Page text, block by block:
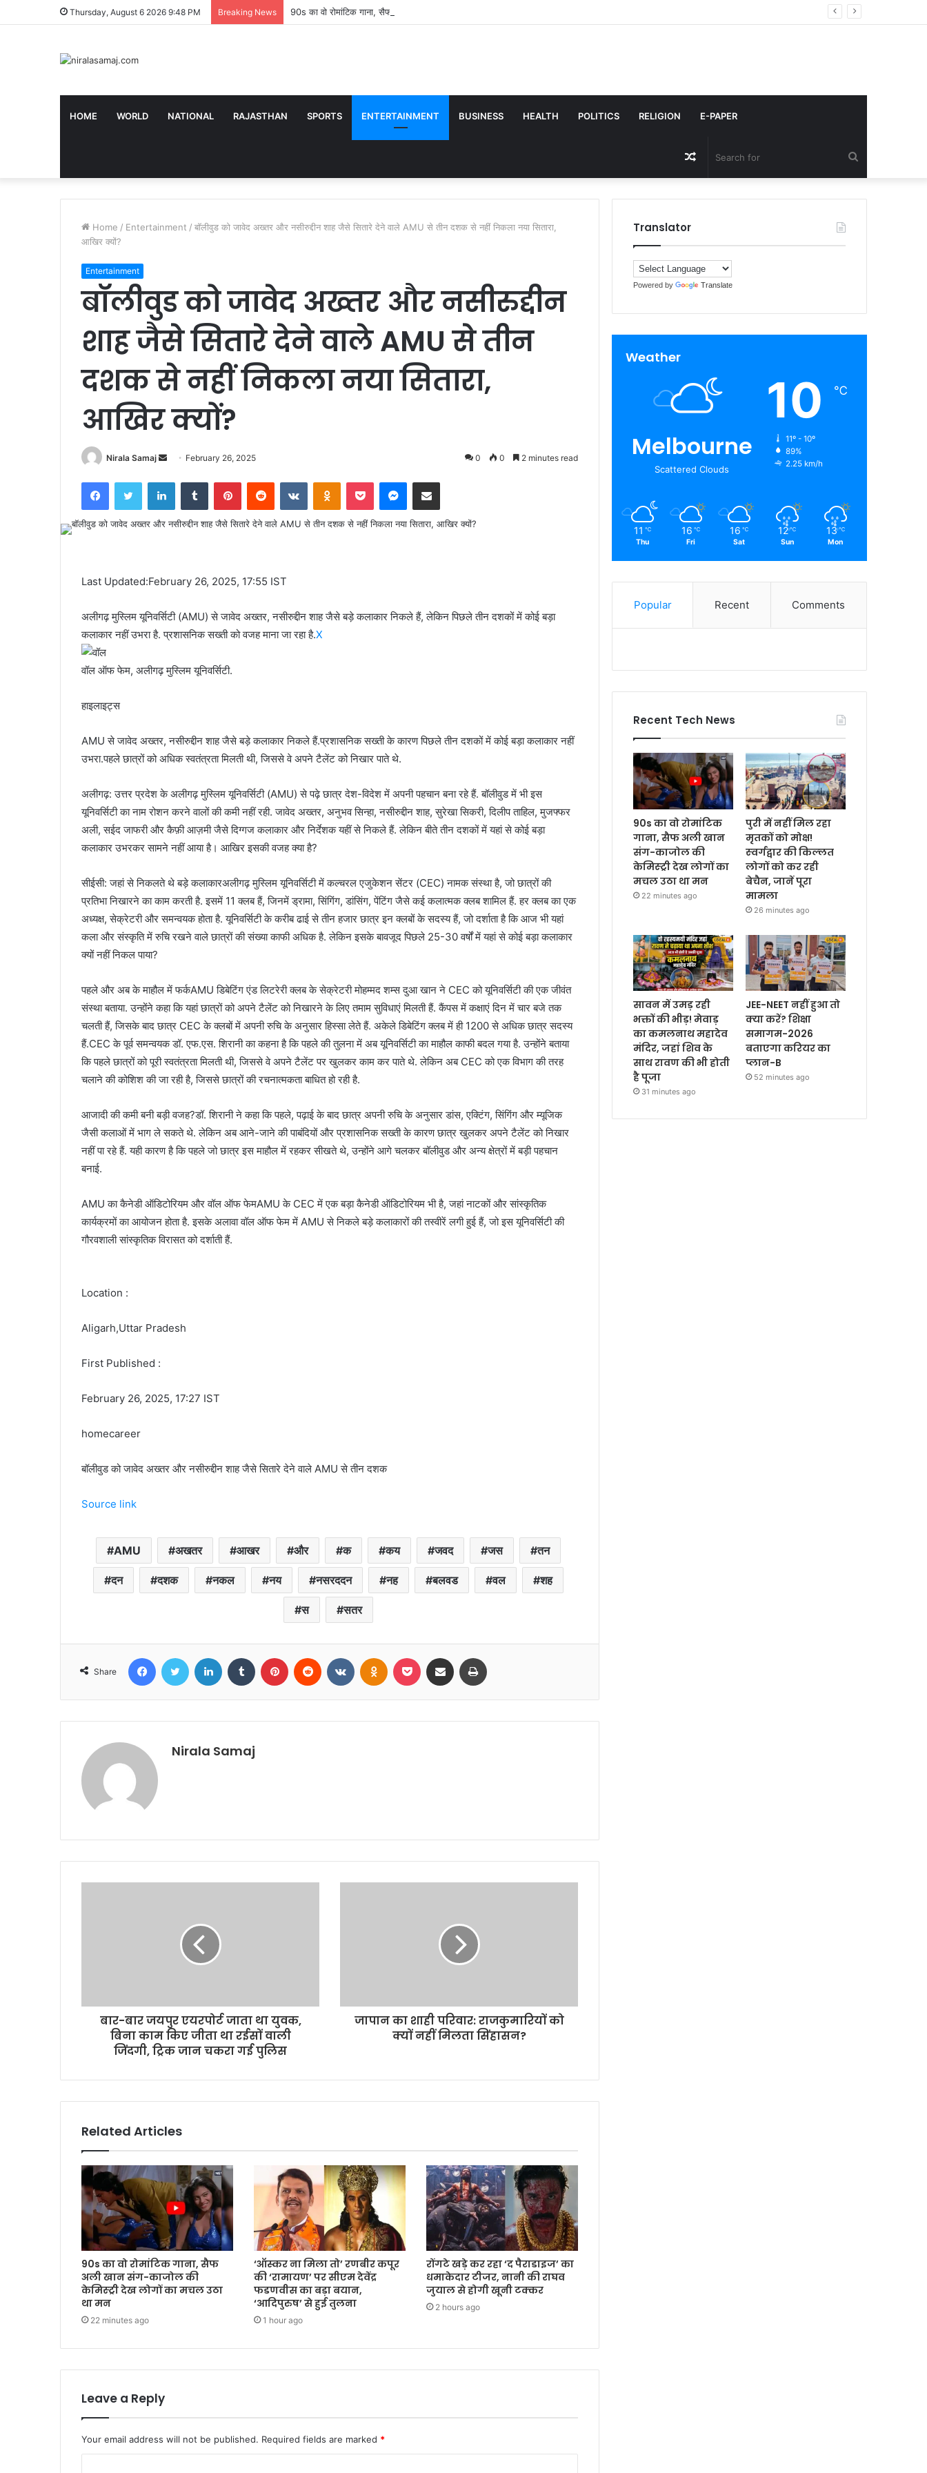
Thursday, August 6 2026 9:48 PM Breaking News 90s का वो रोमांटिक गाना, सैफ अली खान संग-काजोल की केमिस्ट्री देख लोगों का मचल उठा था मन
HOME WORLD NATIONAL RAJASTHAN SPORTS ENTERTAINMENT BUSINESS HEALTH POLITICS RELIGION E-PAPER
for
Random
Article
Home / Entertainment / बॉलीवुड को जावेद अख्तर और नसीरुद्दीन शाह जैसे सितारे देने वाले AMU से तीन दशक से नहीं निकला नया सितारा,
आखिर क्यों?
Entertainment
बॉलीवुड को जावेद अख्तर और नसीरुद्दीन
शाह जैसे सितारे देने वाले AMU से तीन
दशक से नहीं निकला नया सितारा,
आखिर क्यों?
Nirala Samaj
Send February 26, 2025 0 0 2 minutes read
FacebookTwitter LinkedInTumblr PinterestReddit VKontakteOdnoklassniki
Pocket Messenger
Share via Email
Last Updated:February 26, 2025, 17:55 IST
अलीगढ़ मुस्लिम यूनिवर्सिटी (AMU) से जावेद अख्तर, नसीरुद्दीन शाह जैसे बड़े कलाकार निकले हैं, लेकिन पिछले तीन दशकों में कोई बड़ा
कलाकार नहीं उभरा है. प्रशासनिक सख्ती को वजह माना जा रहा है.X
वॉल ऑफ फेम, अलीगढ़ मुस्लिम यूनिवर्सिटी.
हाइलाइट्स
AMU से जावेद अख्तर, नसीरुद्दीन शाह जैसे बड़े कलाकार निकले हैं.प्रशासनिक सख्ती के कारण पिछले तीन दशकों में कोई बड़ा कलाकार नहीं
उभरा.पहले छात्रों को अधिक स्वतंत्रता मिलती थी, जिससे वे अपने टैलेंट को निखार पाते थे.
अलीगढ़: उत्तर प्रदेश के अलीगढ़ मुस्लिम यूनिवर्सिटी (AMU) से पढ़े छात्र देश-विदेश में अपनी पहचान बना रहे हैं. बॉलीवुड में भी इस
यूनिवर्सिटी का नाम रोशन करने वालों की कमी नहीं रही. जावेद अख्तर, अनुभव सिन्हा, नसीरुद्दीन शाह, सुरेखा सिकरी, दिलीप ताहिल, मुजफ्फर
अली, सईद जाफरी और कैफ़ी आज़मी जैसे दिग्गज कलाकार और निर्देशक यहीं से निकले हैं. लेकिन बीते तीन दशकों में यहां से कोई बड़ा
कलाकार उभरकर सामने नहीं आया है। आखिर इसकी वजह क्या है?
सीईसी: जहां से निकलते थे बड़े कलाकारअलीगढ़ मुस्लिम यूनिवर्सिटी में कल्चरल एजुकेशन सेंटर (CEC) नामक संस्था है, जो छात्रों की
प्रतिभा निखारने का काम करती है. इसमें 11 क्लब हैं, जिनमें ड्रामा, सिंगिंग, डांसिंग, पेंटिंग जैसे कई कलात्मक क्लब शामिल हैं. हर क्लब का एक
अध्यक्ष, सेक्रेटरी और समन्वयक होता है. यूनिवर्सिटी के करीब ढाई से तीन हजार छात्र इन क्लबों के सदस्य हैं, जो दर्शाता है कि आज भी यहां
कला और संस्कृति में रुचि रखने वाले छात्रों की संख्या काफी अधिक है. लेकिन इसके बावजूद पिछले 25-30 वर्षों में यहां से कोई बड़ा कलाकार
क्यों नहीं निकल पाया?
पहले और अब के माहौल में फर्कAMU डिबेटिंग एंड लिटरेरी क्लब के सेक्रेटरी मोहम्मद शम्स दुआ खान ने CEC को यूनिवर्सिटी की एक जीवंत
संस्था बताया. उन्होंने कहा कि यहां छात्रों को अपने टैलेंट को निखारने के लिए तमाम सुविधाएं मिलती हैं. कैंपस में कक्षाएं दिन में चार बजे तक
चलती हैं, जिसके बाद छात्र CEC के क्लबों में अपनी रुचि के अनुसार हिस्सा लेते हैं. अकेले डिबेटिंग क्लब में ही 1200 से अधिक छात्र सदस्य
हैं.CEC के पूर्व समन्वयक डॉ. एफ.एस. शिरानी का कहना है कि पहले की तुलना में अब यूनिवर्सिटी का माहौल काफी बदल गया है. उन्होंने बताया
कि पहले छात्रों को पूरी स्वतंत्रता मिलती थी, जिससे वे अपने टैलेंट पर खुलकर काम कर पाते थे. लेकिन अब CEC को एक विभाग की तरह
चलाने की कोशिश की जा रही है, जिससे छात्रों की रचनात्मकता बाधित हो रही है.
आजादी की कमी बनी बड़ी वजह?डॉ. शिरानी ने कहा कि पहले, पढ़ाई के बाद छात्र अपनी रुचि के अनुसार डांस, एक्टिंग, सिंगिंग और म्यूजिक
जैसी कलाओं में भाग ले सकते थे. लेकिन अब आने-जाने की पाबंदियों और प्रशासनिक सख्ती के कारण छात्र खुलकर अपने टैलेंट को निखार
नहीं पा रहे हैं. यही कारण है कि पहले जो छात्र इस माहौल में रहकर सीखते थे, उन्होंने आगे चलकर बॉलीवुड और अन्य क्षेत्रों में बड़ी पहचान
बनाई.
AMU का कैनेडी ऑडिटोरियम और वॉल ऑफ फेमAMU के CEC में एक बड़ा कैनेडी ऑडिटोरियम भी है, जहां नाटकों और सांस्कृतिक
कार्यक्रमों का आयोजन होता है. इसके अलावा वॉल ऑफ फेम में AMU से निकले बड़े कलाकारों की तस्वीरें लगी हुई हैं, जो इस यूनिवर्सिटी की
गौरवशाली सांस्कृतिक विरासत को दर्शाती हैं.
Location :
Aligarh,Uttar Pradesh
First Published :
February 26, 2025, 17:27 IST
homecareer
बॉलीवुड को जावेद अख्तर और नसीरुद्दीन शाह जैसे सितारे देने वाले AMU से तीन दशक
Source link
AMU अखतर आखर और क कय जवद जस तन
दन दशक नकल नय नसरददन नह बलवड वल शह
स सतर
Share
FacebookTwitter LinkedIn Tumblr Pinterest Reddit VKontakteOdnoklassniki
Pocket Share via Email
Nirala Samaj
बार-बार जयपुर एयरपोर्ट जाता था युवक,
बिना काम किए जीता था रईसों वाली
जिंदगी, ट्रिक जान चकरा गई पुलिस
जापान का शाही परिवार: राजकुमारियों को
क्यों नहीं मिलता सिंहासन?
Related Articles
90s का वो रोमांटिक गाना, सैफ
अली खान संग-काजोल की
केमिस्ट्री देख लोगों का मचल उठा
था मन
22 minutes ago
‘ऑस्कर ना मिला तो’ रणबीर कपूर
की ‘रामायण’ पर सीएम देवेंद्र
फडणवीस का बड़ा बयान,
‘आदिपुरुष’ से हुई तुलना
1 hour ago
रोंगटे खड़े कर रहा ‘द पैराडाइज’ का
धमाकेदार टीजर, नानी की राघव
जुयाल से होगी खूनी टक्कर
2 hours ago
Leave a Reply
Your email address will not be published. Required fields are marked *
Translator
Powered by Translate
Weather
Melbourne
Scattered Clouds
10 ℃
11º - 10º
89%
2.25 km/h
11 ℃
Thu
16 ℃
Fri
16 ℃
Sat
12 ℃
Sun
13 ℃
Mon
Popular Recent Comments
Recent Tech News
90s का वो रोमांटिक
गाना, सैफ अली खान
संग-काजोल की
केमिस्ट्री देख लोगों का
मचल उठा था मन
22 minutes ago
पुरी में नहीं मिल रहा
मृतकों को मोक्ष!
स्‍वर्गद्वार की किल्‍लत
लोगों को कर रही
बेचैन, जानें पूरा
मामला
26 minutes ago
सावन में उमड़ रही
भक्तों की भीड़! मेवाड़
का कमलनाथ महादेव
मंदिर, जहां शिव के
साथ रावण की भी होती
है पूजा
31 minutes ago
JEE-NEET नहीं हुआ तो
क्या करें? शिक्षा
समागम-2026
बताएगा करियर का
प्लान-B
52 minutes ago